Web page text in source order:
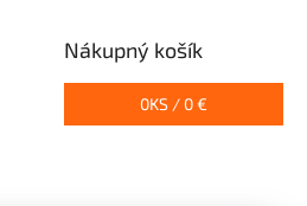
Nákupný košík
0KS / 0 €